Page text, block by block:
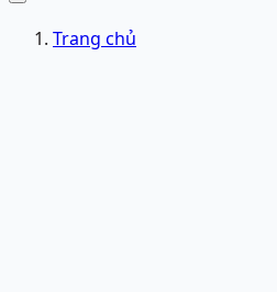
Trang chủ